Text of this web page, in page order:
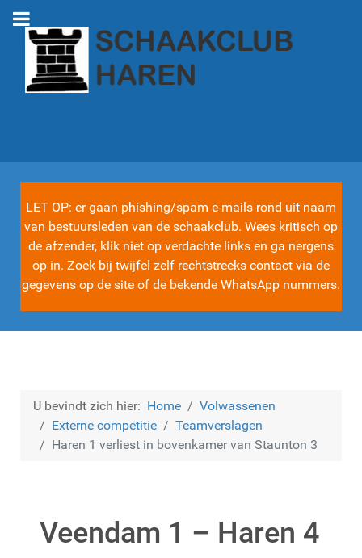
LET OP: er gaan phishing/spam e-mails rond uit naam
van bestuursleden van de schaakclub. Wees kritisch op
de afzender, klik niet op verdachte links en ga nergens
op in. Zoek bij twijfel zelf rechtstreeks contact via de
gegevens op de site of de bekende WhatsApp nummers.
U bevindt zich hier: Home
Volwassenen
Externe competitie
Teamverslagen
Haren 1 verliest in bovenkamer van Staunton 3
Veendam 1 – Haren 4